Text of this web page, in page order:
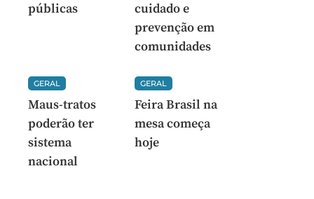
públicas
cuidado e
prevenção em
comunidades
GERAL
Maus-tratos
poderão ter
sistema
nacional
GERAL
Feira Brasil na
mesa começa
hoje